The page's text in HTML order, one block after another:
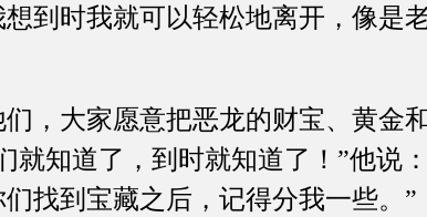
到时我就可以轻松地离开，像是
大家愿意把恶龙的财宝、黄金
就知道了，到时就知道了！”他说
找到宝藏之后，记得分我一些。”